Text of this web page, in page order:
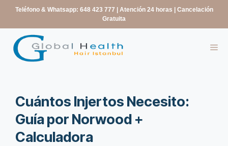
contenido
Teléfono & Whatsapp: 648 423 777
| Atención 24 horas | Cancelación
Gratuita
Cuántos Injertos Necesito:
Guía por Norwood +
Calculadora